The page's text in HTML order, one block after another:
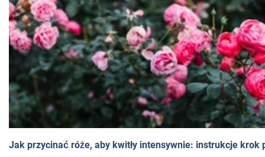
Jak przycinać róże, aby kwitły intensywnie: instrukcje krok